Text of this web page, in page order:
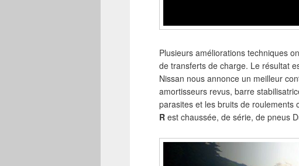
Plusieurs améliorations techniques
de transferts de charge. Le résultat
Nissan nous annonce un meilleur
amortisseurs revus, barre
parasites et les bruits de roulements
R est chaussée, de série, de pneus